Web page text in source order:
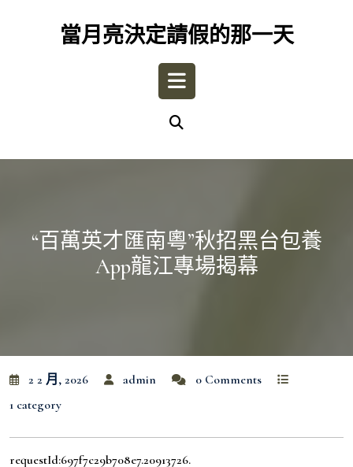
當月亮決定請假的那一天
Open
“百萬英才匯南粵”秋招黑台包養
App龍江專場揭幕
2 2 月, 2026 admin
0 Comments
1 category
requestId:697f7c29b708e7.20913726.